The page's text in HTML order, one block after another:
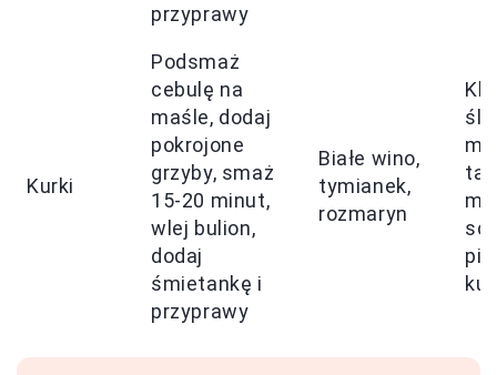
przyprawy
Kurki
Podsmaż
cebulę na
maśle, dodaj
pokrojone
grzyby, smaż
15-20 minut,
wlej bulion,
dodaj
śmietankę i
przyprawy
Białe wino,
tymianek,
rozmaryn